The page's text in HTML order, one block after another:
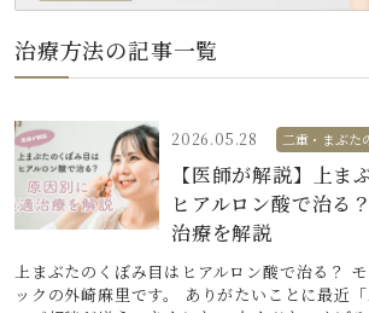
治療方法の記事一覧
2026.05.28 二重・まぶた
【医師が解説】上ま
ヒアルロン酸で治る
治療を解説
上まぶたのくぼみ目はヒアルロン酸で治る？
ックの外崎麻里です。 ありがたいことに最近「